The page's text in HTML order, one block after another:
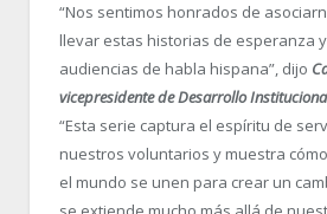
“Nos sentimos honrados de
llevar estas historias de esperanza
audiencias de habla hispana”, dijo
vicepresidente de Desarrollo
“Esta serie captura el espíritu de
nuestros voluntarios y muestra
el mundo se unen para crear un